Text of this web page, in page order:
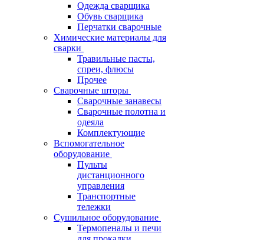
Одежда сварщика
Обувь сварщика
Перчатки сварочные
Химические материалы для
сварки
Травильные пасты,
спреи, флюсы
Прочее
Сварочные шторы
Сварочные занавесы
Сварочные полотна и
одеяла
Комплектующие
Вспомогательное
оборудование
Пульты
дистанционного
управления
Транспортные
тележки
Сушильное оборудование
Термопеналы и печи